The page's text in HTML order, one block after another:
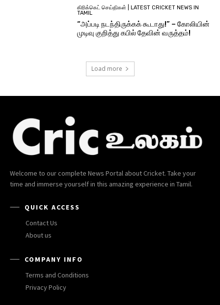
கிரிக்கெட் செய்திகள் | LATEST CRICKET NEWS IN
TAMIL
“அப்படி நடந்திருக்கக் கூடாது!” – கோலியின்
முடிவு குறித்து கபில் தேவின் வருத்தம்!
Load more
Welcome to our complete News Portal about Cricket. Take your
time and immerse yourself in this amazing experience in Tamil.
QUICK ACCESS
Contact Us
About us
COMPANY INFO
Terms and Conditions
Privacy Policy